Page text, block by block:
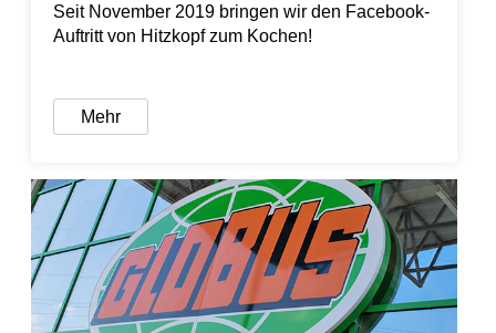
Seit November 2019 bringen wir den Facebook-
Auftritt von Hitzkopf zum Kochen!
Mehr